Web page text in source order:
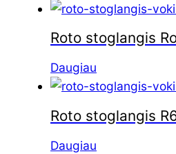
Roto stoglangis
Daugiau
Roto stoglangis
Daugiau